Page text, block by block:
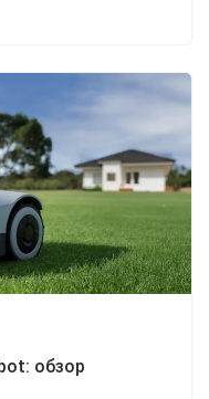
обзор